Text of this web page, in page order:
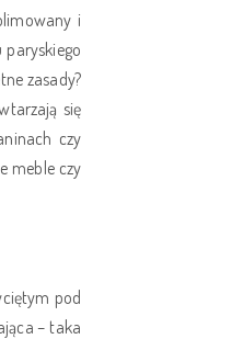
i
zasady?
się
czy
meble czy
pod
– taka